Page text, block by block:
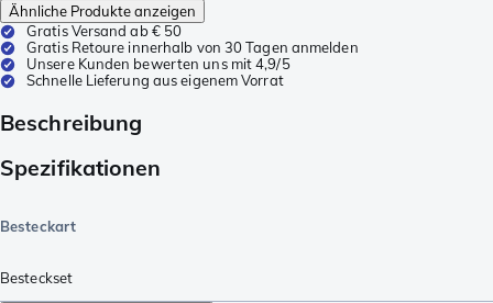
Ähnliche Produkte anzeigen
Gratis Versand ab € 50
Gratis Retoure innerhalb von 30 Tagen anmelden
Unsere Kunden bewerten uns mit 4,9/5
Schnelle Lieferung aus eigenem Vorrat
Beschreibung
Spezifikationen
Besteckart
Besteckset